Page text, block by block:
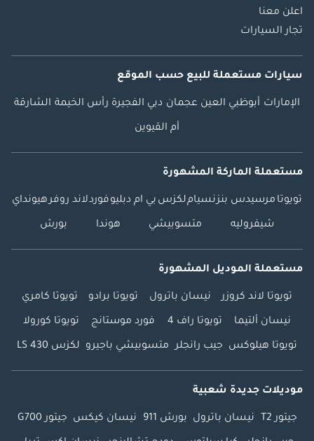
اعلن معنا
تجار السيارات
سيارات مستعملة للبيع حسب الموقع
الإمارات أبوظبي العين عجمان دبي الفجيرة رأس الخيمة الشارقة
أم القيوين
مستعملة الماركة المشهورة
تويوتا مرسيدس بنزنسياملكزس بي ام دبليوفوردلاند روفرهيونداي
شيفروليه متسوبيشي هوندا بورش
مستعملة الموديل المشهورة
تويوتا لاند كروزر نيسان باترول تويوتا برادو تويوتا كامري
نيسان ألتيما تويوتا راف 4 فورد موستانج تويوتا كورولا
تويوتا هيلوكس جيب رانجلر متسوبيشي باجيرو لكزس LS 430
موديلات جديدة شعبية
جيتور T2 نيسان باترول بورش 911 نيسان كيكس جيتور G700